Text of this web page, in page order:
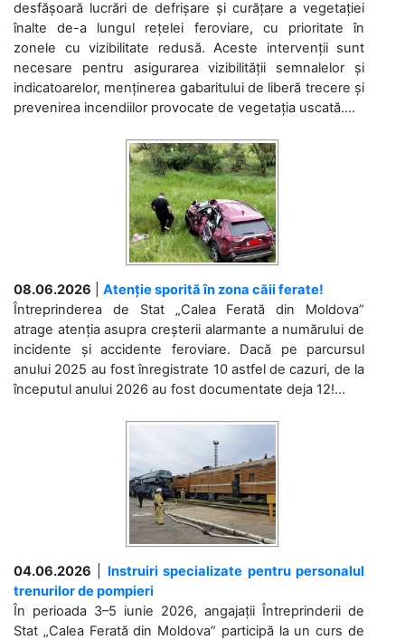
desfășoară lucrări de defrișare și curățare a vegetației
înalte de-a lungul rețelei feroviare, cu prioritate în
zonele cu vizibilitate redusă. Aceste intervenții sunt
necesare pentru asigurarea vizibilității semnalelor și
indicatoarelor, menținerea gabaritului de liberă trecere și
prevenirea incendiilor provocate de vegetația uscată....
08.06.2026
Atenție sporită în zona căii ferate!
Întreprinderea de Stat „Calea Ferată din Moldova”
atrage atenția asupra creșterii alarmante a numărului de
incidente și accidente feroviare. Dacă pe parcursul
anului 2025 au fost înregistrate 10 astfel de cazuri, de la
începutul anului 2026 au fost documentate deja 12!...
04.06.2026
Instruiri specializate pentru personalul
trenurilor de pompieri
În perioada 3–5 iunie 2026, angajații Întreprinderii de
Stat „Calea Ferată din Moldova” participă la un curs de